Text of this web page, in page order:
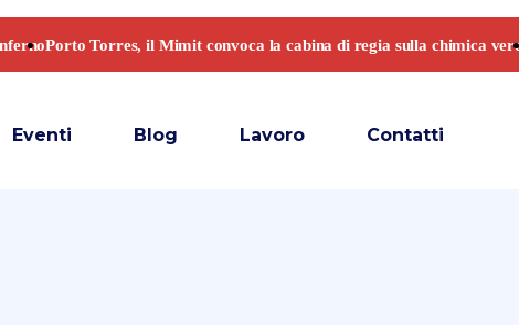
Eventi Blog Lavoro Contatti